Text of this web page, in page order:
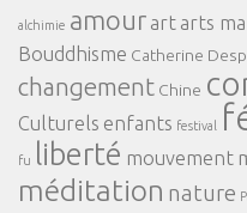
alchimie amour art arts
Bouddhisme Catherine
changement Chine
Culturels enfants festival
fu liberté mouvement
méditation nature